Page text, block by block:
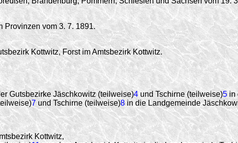
Provinzen vom 3. 7. 1891.
Kottwitz, Forst im Amtsbezirk Kottwitz.
Gutsbezirke Jäschkowitz (teilweise)4und Tschirne (teilweise)5in
7 und Tschirne (teilweise)8in die Landgemeinde
Kottwitz,